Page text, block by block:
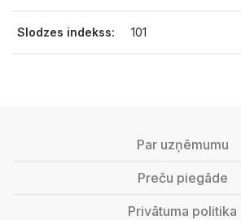
Slodzes indekss: 101
Par uzņēmumu
Preču piegāde
Privātuma politika